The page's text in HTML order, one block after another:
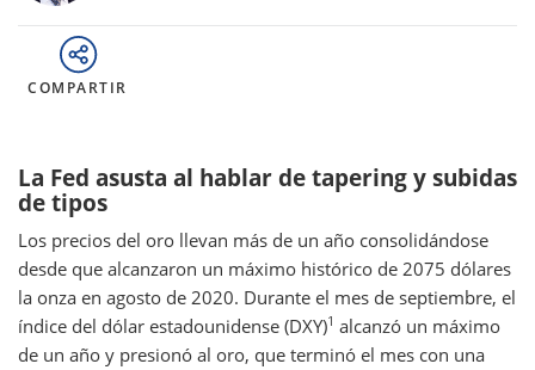
COMPARTIR
La Fed asusta al hablar de tapering y subidas
de tipos
Los precios del oro llevan más de un año consolidándose
desde que alcanzaron un máximo histórico de 2075 dólares
la onza en agosto de 2020. Durante el mes de septiembre, el
índice del dólar estadounidense (DXY)1 alcanzó un máximo
de un año y presionó al oro, que terminó el mes con una